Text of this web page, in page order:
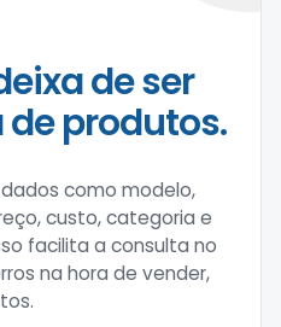
de ser
produtos.
como modelo,
custo, categoria e
facilita a consulta no
na hora de vender,